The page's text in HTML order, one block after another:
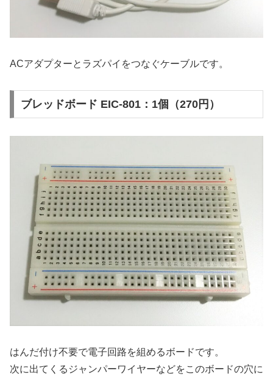
ACアダプターとラズパイをつなぐケーブルです。
ブレッドボード EIC-801：1個（270円）
はんだ付け不要で電子回路を組めるボードです。
次に出てくるジャンパーワイヤーなどをこのボードの穴に